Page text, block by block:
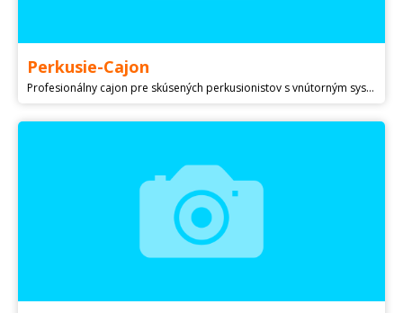
Perkusie-Cajon
Profesionálny cajon pre skúsených perkusionistov s vnútorným systémom ladenia, na ktorý nepotrebujete žiadny nástroj. Je presnejší a navrhnutý pre tých, ktorí hľadajú kvalitný nástroj. TECHNICKÝ POPIS: Struný: 4 Rozmery: 47 x 30 x 30 cm Farba: telo -natural, kryt – carbon Telo: 10 mm breza. Kryt: brezový laminát, hrúbka 3,8 mm. Ladiaci systém: Tento cajon má vnútorný Ladiaci systém:Tento cajon má externý ladiaci systém, ku ktorému budete potrebovať Imbusový kľúč,ktorý je súčasťou balenia. 70 eur - osobný odber 75 eur - cena s poštovným Pri osobnom,kontaktovať telefonicky Viac info: